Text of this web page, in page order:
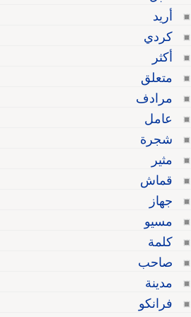
أريد
كردي
أكثر
متعلق
مرادف
عامل
شجرة
مثير
قماش
جهاز
مسيو
كلمة
صاحب
مدينة
فرانكو